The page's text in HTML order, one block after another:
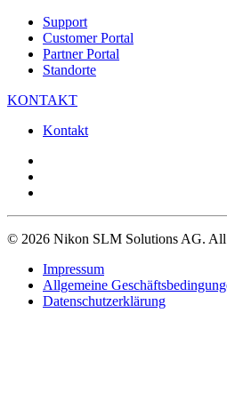
Support
Customer Portal
Partner Portal
Standorte
KONTAKT
Kontakt
© 2026 Nikon SLM Solutions AG. All
Impressum
Allgemeine
Datenschutzerklärung